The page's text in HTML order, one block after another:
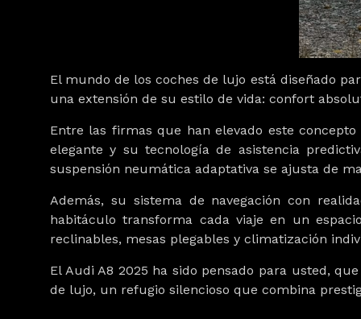
El mundo de los coches de lujo está diseñado
una extensión de su estilo de vida: confort
Entre las firmas que han elevado este
elegante y su tecnología de asistencia
suspensión neumática adaptativa se ajusta de
Además, su sistema de navegación con
habitáculo transforma cada viaje en un
reclinables, mesas plegables y climatización
El Audi A8 2025 ha sido pensado para usted,
de lujo, un refugio silencioso que combina